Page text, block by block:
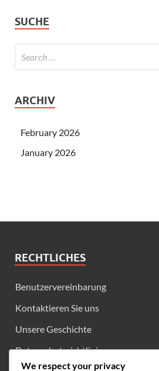
SUCHE
ARCHIV
February 2026
January 2026
RECHTLICHES
Benutzervereinbarung
Kontaktieren Sie uns
Unsere Geschichte
Datenschutzrichtlinie
We respect your privacy